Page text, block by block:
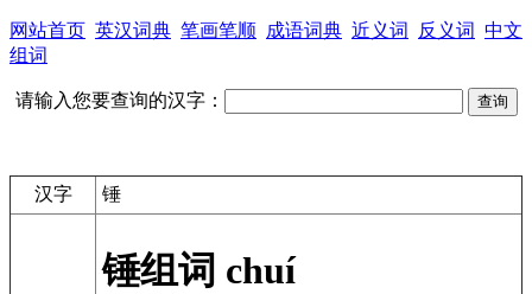
网站首页 英汉词典 笔画笔顺 成语词典 近义词 反义词 中文
组词
请输入您要查询的汉字：
汉字 锤
锤组词 chuí